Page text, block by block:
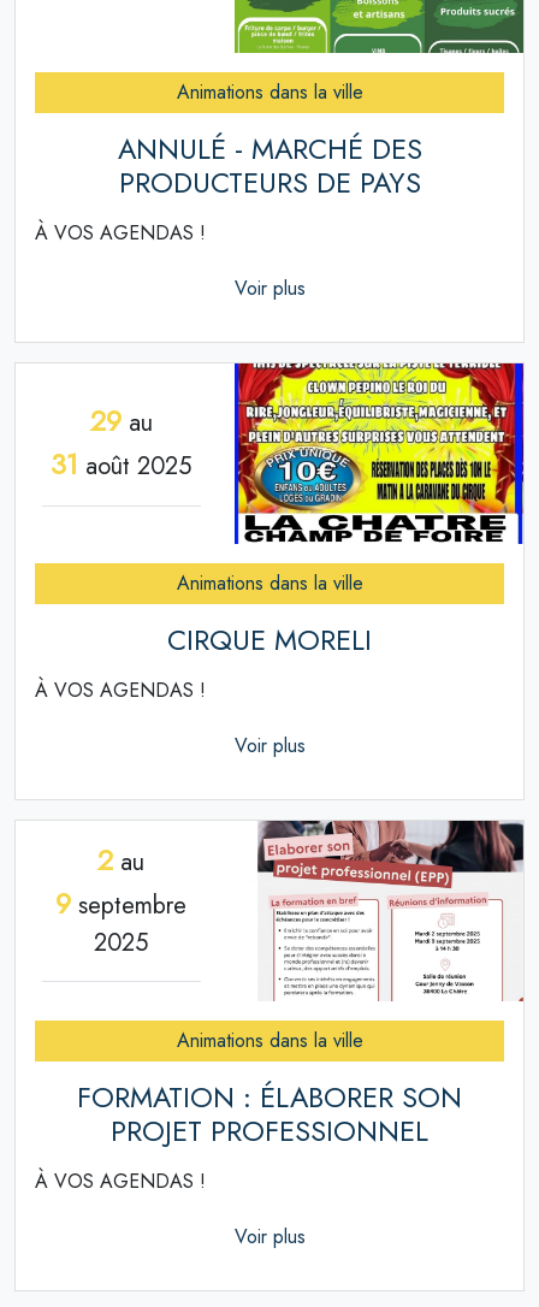
Animations dans la ville
ANNULÉ - MARCHÉ DES
PRODUCTEURS DE PAYS
À VOS AGENDAS !
Voir plus
29au
31 août 2025
Animations dans la ville
CIRQUE MORELI
À VOS AGENDAS !
Voir plus
2 au
9 septembre
2025
Animations dans la ville
FORMATION : ÉLABORER SON
PROJET PROFESSIONNEL
À VOS AGENDAS !
Voir plus